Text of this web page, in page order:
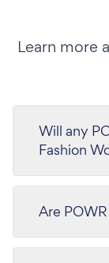
Learn more
Will any
Fashion
Are